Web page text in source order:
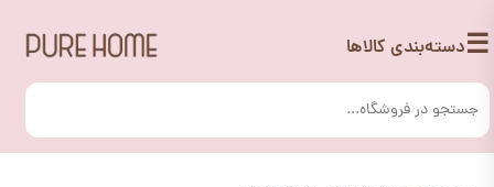
☰دسته‌بندی کالاها